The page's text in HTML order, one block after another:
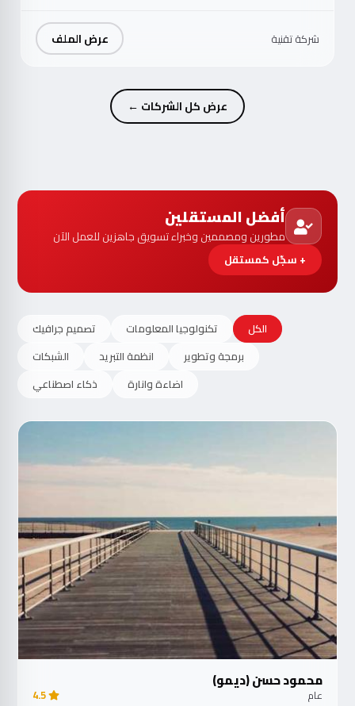
شركة تقنية عرض الملف
عرض كل الشركات ←
أفضل المستقلين
مطورين ومصممين وخبراء تسويق جاهزين للعمل الآن
+ سجّل كمستقل
الكل تكنولوجيا المعلومات
تصميم جرافيك
برمجة وتطوير
انظمة التبريد
الشبكات
اضاءة وانارة
ذكاء اصطناعي
محمود حسن (ديمو)
عام 4.5